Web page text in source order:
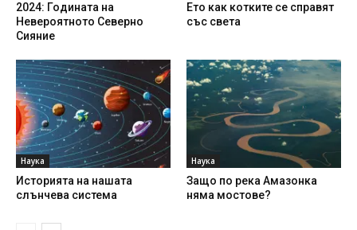
2024: Годината на
Невероятното Северно
Сияние
Ето как котките се справят
със света
Наука
Историята на нашата
слънчева система
Наука
Защо по река Амазонка
няма мостове?